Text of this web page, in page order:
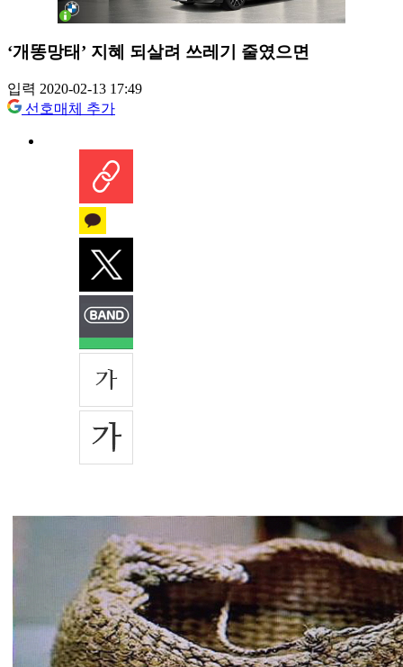
‘개똥망태’ 지혜 되살려 쓰레기 줄였으면
입력 2020-02-13 17:49
선호매체 추가